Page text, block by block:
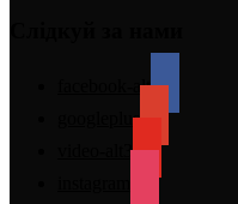
facebook-alt
googleplus
video-alt3